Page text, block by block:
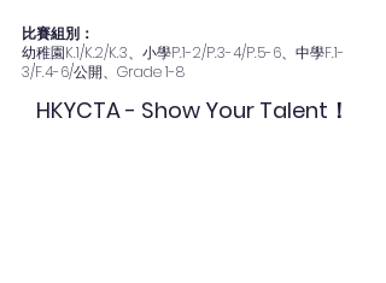
比賽組別：
幼稚園K.1/K.2/K.3、小學P.1-2/P.3-4/P.5-6、中學F.1-
3/F.4-6/公開、Grade 1-8
HKYCTA - Show Your Talent！